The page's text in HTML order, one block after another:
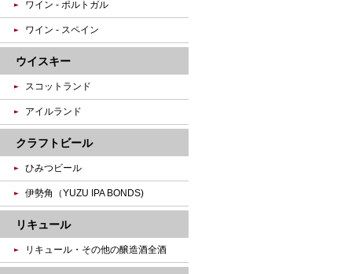
ワイン - ポルトガル
ワイン - スペイン
ウイスキー
スコットランド
アイルランド
クラフトビール
ひみつビール
伊勢角（YUZU IPA BONDS)
リキュール
リキュール・その他の醸造酒全酒